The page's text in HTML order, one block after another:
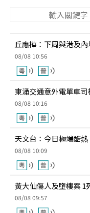
丘應樺：下周與港及
08/08 10:56
東涌交通意外電單車
08/08 10:16
天文台：今日極端酷
08/08 10:09
黃大仙傷人及墮樓案 1
08/08 09:57